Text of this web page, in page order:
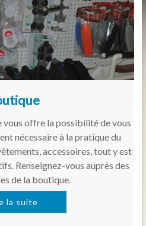
offre la possibilité de vous
nécessaire à la pratique du
accessoires, tout y est
Renseignez-vous auprès des
de la boutique.
la suite